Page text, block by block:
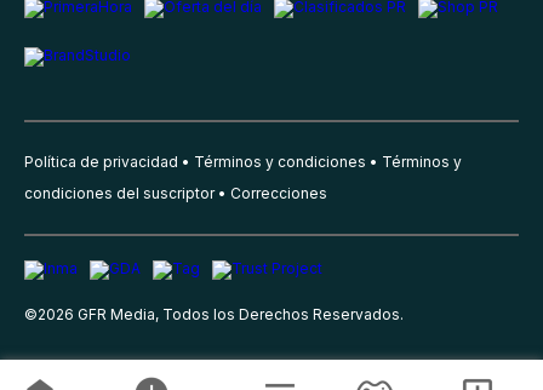
Política de privacidad Términos y condiciones
Términos y
condiciones del suscriptor
Correcciones
©2026 GFR Media, Todos los Derechos Reservados.